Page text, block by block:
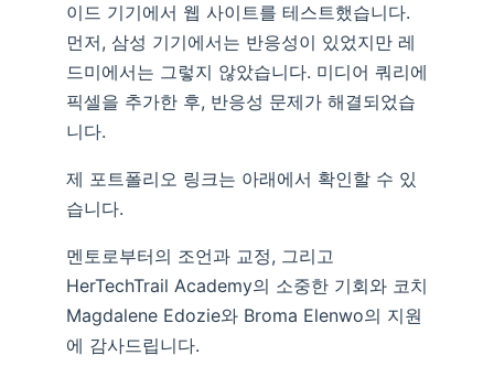
이드 기기에서 웹 사이트를 테스트했습니다.
먼저, 삼성 기기에서는 반응성이 있었지만 레
드미에서는 그렇지 않았습니다. 미디어 쿼리에
픽셀을 추가한 후, 반응성 문제가 해결되었습
니다.
제 포트폴리오 링크는 아래에서 확인할 수 있
습니다.
멘토로부터의 조언과 교정, 그리고
HerTechTrail Academy의 소중한 기회와 코치
Magdalene Edozie와 Broma Elenwo의 지원
에 감사드립니다.